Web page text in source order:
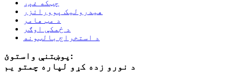
چټکه غېږ
هیدرولیک پوورائزر
د مټ هامر
د ځمکې اوګر
د استخراج بالټونه
پوښتنې واستوئ:
د نورو زده کړو لپاره چمتو یم